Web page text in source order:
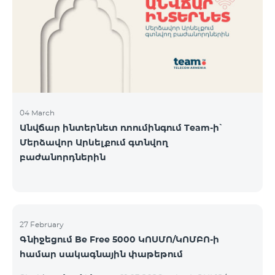
Կիրակի-08․03 Երևան Կենտրոն Իսակովի
պողոտա 3/7 09:00-18:00 09:00-18:00 10:00-19:00
Երևան Կենտրոն Խորենացու փողոց 26/26 09:00-
04 March
Անվճար ինտերնետ ռոումինգում Team-ի՝
Մերձավոր Արևելքում գտնվող
բաժանորդներին
27 February
Գնիջեցում Be Free 5000 ԿՈՍՄՈ/ԿՈՄԲՈ-ի
համար սակագնային փաթեթում